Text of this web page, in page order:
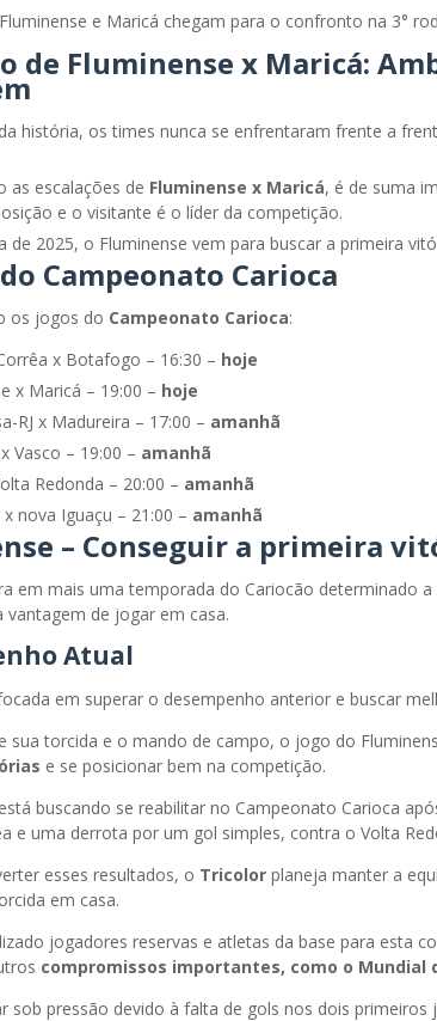
e Maricá chegam para o confronto na 3°
de Fluminense x Maricá:
história, os times nunca se enfrentaram frente a
as escalações de Fluminense x Maricá, é de suma
e o visitante é o líder da competição.
de 2025, o Fluminense vem para buscar a primeira
Campeonato Carioca
os jogos do Campeonato Carioca:
x Botafogo – 16:30 – hoje
x Maricá – 19:00 – hoje
RJ x Madureira – 17:00 – amanhã
Vasco – 19:00 – amanhã
Redonda – 20:00 – amanhã
nova Iguaçu – 21:00 – amanhã
– Conseguir a primeira
em mais uma temporada do Cariocão determinado
vantagem de jogar em casa.
Atual
em superar o desempenho anterior e buscar
sua torcida e o mando de campo, o jogo do
e se posicionar bem na competição.
buscando se reabilitar no Campeonato Carioca
e uma derrota por um gol simples, contra o Volta
esses resultados, o Tricolor planeja manter a
em casa.
jogadores reservas e atletas da base para esta
compromissos importantes, como o Mundial
sob pressão devido à falta de gols nos dois